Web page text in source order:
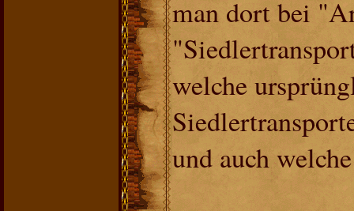
man dort bei
welche
und auch